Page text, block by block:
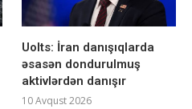
Uolts: İran danışıqlarda
əsasən dondurulmuş
aktivlərdən danışır
10 Avqust 2026